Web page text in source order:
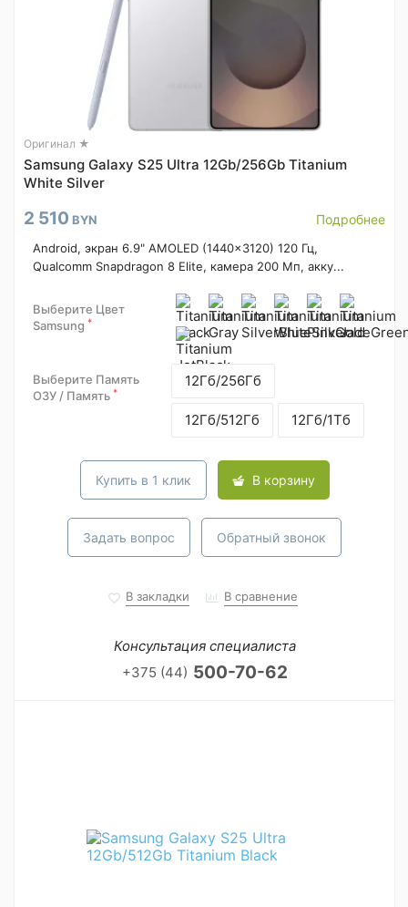
Оригинал ★
Samsung Galaxy S25 Ultra 12Gb/256Gb Titanium
White Silver
2 510 BYN Подробнее
Android, экран 6.9" AMOLED (1440x3120) 120 Гц,
Qualcomm Snapdragon 8 Elite, камера 200 Мп, акку...
Выберите Цвет
Samsung *
Выберите Память
ОЗУ / Память *
12Гб/256Гб
12Гб/512Гб 12Гб/1Тб
Купить в 1 клик В корзину
Задать вопрос Обратный звонок
В закладки В сравнение
Консультация специалиста
+375 (44) 500-70-62